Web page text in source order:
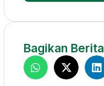
Bagikan Berita